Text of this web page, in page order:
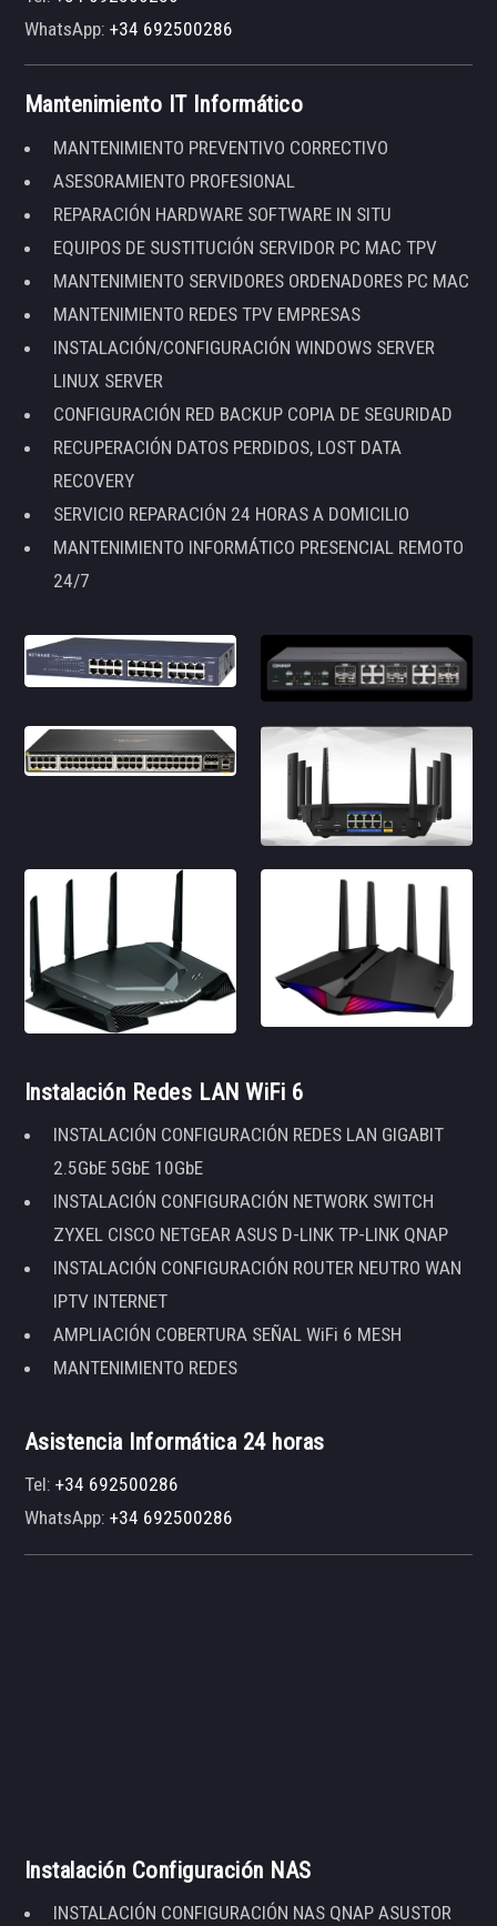
WhatsApp:+34 692500286
Mantenimiento IT Informático
MANTENIMIENTO PREVENTIVO CORRECTIVO
ASESORAMIENTO PROFESIONAL
REPARACIÓN HARDWARE SOFTWARE IN SITU
EQUIPOS DE SUSTITUCIÓN SERVIDOR PC MAC TPV
MANTENIMIENTO SERVIDORES ORDENADORES PC MAC
MANTENIMIENTO REDES TPV EMPRESAS
INSTALACIÓN/CONFIGURACIÓN WINDOWS SERVER
LINUX SERVER
CONFIGURACIÓN RED BACKUP COPIA DE SEGURIDAD
RECUPERACIÓN DATOS PERDIDOS, LOST DATA
RECOVERY
SERVICIO REPARACIÓN 24 HORAS A DOMICILIO
MANTENIMIENTO INFORMÁTICO PRESENCIAL REMOTO
24/7
Instalación Redes LAN WiFi 6
INSTALACIÓN CONFIGURACIÓN REDES LAN GIGABIT
2.5GbE 5GbE 10GbE
INSTALACIÓN CONFIGURACIÓN NETWORK SWITCH
ZYXEL CISCO NETGEAR ASUS D-LINK TP-LINK QNAP
INSTALACIÓN CONFIGURACIÓN ROUTER NEUTRO WAN
IPTV INTERNET
AMPLIACIÓN COBERTURA SEÑAL WiFi 6 MESH
MANTENIMIENTO REDES
Asistencia Informática 24 horas
Tel:+34 692500286
WhatsApp:+34 692500286
Instalación Configuración NAS
INSTALACIÓN CONFIGURACIÓN NAS QNAP ASUSTOR